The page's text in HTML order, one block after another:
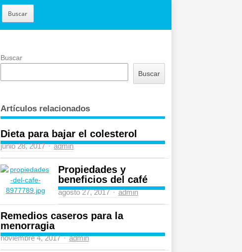
Buscar
Buscar
Buscar
Artículos relacionados
Dieta para bajar el colesterol
junio 28, 2017 Author
admin
Propiedades y
beneficios del café
agosto 27, 2017 Author
admin
Remedios caseros para la
menorragia
noviembre 4, 2017 Author
admin